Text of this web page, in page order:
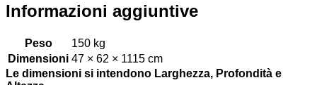
Informazioni aggiuntive
Peso
150 kg
Dimensioni 47 × 62 × 1115 cm
Le dimensioni si intendono Larghezza, Profondità e